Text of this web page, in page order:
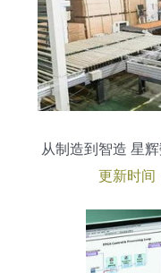
从制造到智造 星
更新时间